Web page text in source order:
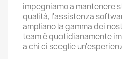
impegniamo a mantenere
qualità, l'assistenza
ampliano la gamma dei
team è quotidianamente
a chi ci sceglie